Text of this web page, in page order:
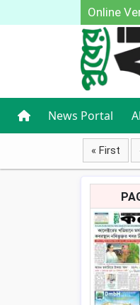
Online
News Portal
« First